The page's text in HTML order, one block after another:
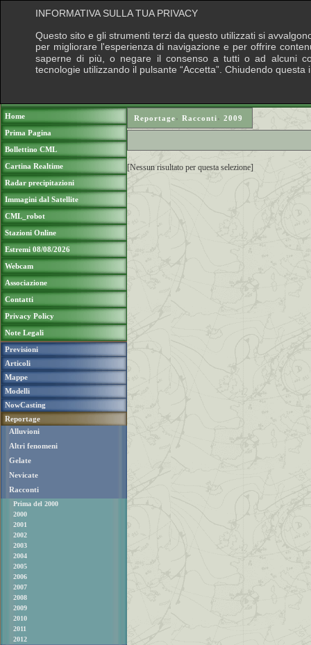
Home
Prima Pagina
Bollettino CML
Cartina Realtime
Radar precipitazioni
Immagini dal Satellite
CML_robot
Stazioni Online
Estremi 08/08/2026
Webcam
Associazione
Contatti
Privacy Policy
Note Legali
Previsioni
Articoli
Mappe
Modelli
NowCasting
Reportage
Alluvioni
Altri fenomeni
Gelate
Nevicate
Racconti
Prima del 2000
2000
2001
2002
2003
2004
2005
2006
2007
2008
2009
2010
2011
2012
Reportage› Racconti› 2009
[Nessun risultato per questa selezione]
INFORMATIVA SULLA TUA PRIVACY
Questo sito e gli strumenti terzi da questo utilizzati si
per migliorare l'esperienza di navigazione e per offrire
saperne di più, o negare il consenso a tutti o ad alcuni
tecnologie utilizzando il pulsante “Accetta”. Chiudendo